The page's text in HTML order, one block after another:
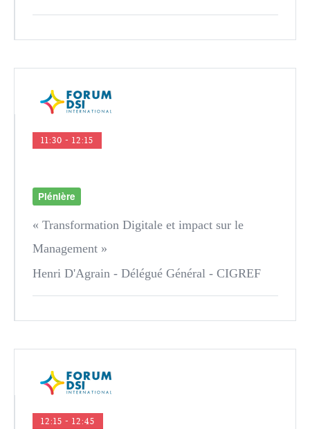
11:30 - 12:15
Plénière
« Transformation Digitale et impact sur le
Management »
Henri D'Agrain - Délégué Général - CIGREF
12:15 - 12:45